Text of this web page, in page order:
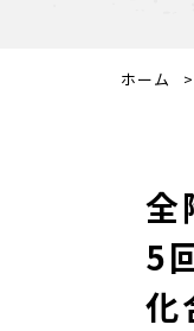
ホーム >
全
5
化